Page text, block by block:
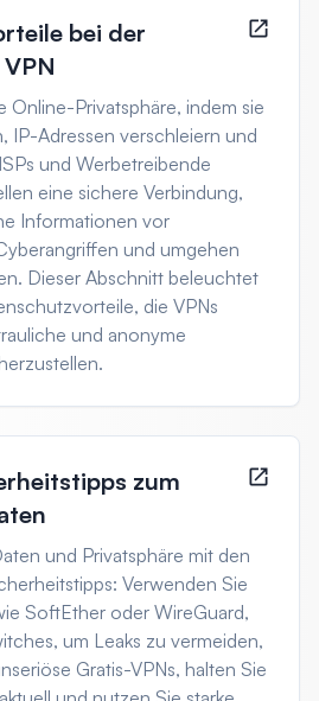
bei der
Online-Privatsphäre, indem sie
IP-Adressen verschleiern und
und Werbetreibende
eine sichere Verbindung,
Informationen vor
und umgehen
Dieser Abschnitt beleuchtet
die VPNs
und anonyme
zum
und Privatsphäre mit den
Verwenden Sie
SoftEther oder WireGuard,
um Leaks zu vermeiden,
Gratis-VPNs, halten Sie